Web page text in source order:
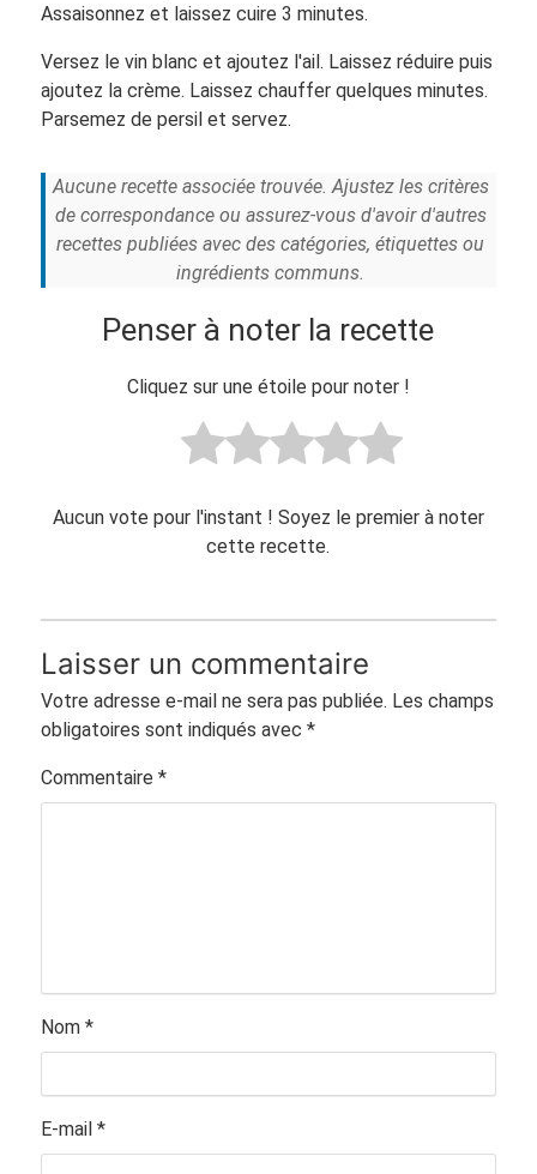
Assaisonnez et laissez cuire 3 minutes.
Versez le vin blanc et ajoutez l'ail. Laissez réduire puis
ajoutez la crème. Laissez chauffer quelques minutes.
Parsemez de persil et servez.
Aucune recette associée trouvée. Ajustez les critères
de correspondance ou assurez-vous d'avoir d'autres
recettes publiées avec des catégories, étiquettes ou
ingrédients communs.
Penser à noter la recette
Cliquez sur une étoile pour noter !
Aucun vote pour l'instant ! Soyez le premier à noter
cette recette.
Laisser un commentaire
Votre adresse e-mail ne sera pas publiée. Les champs
obligatoires sont indiqués avec *
Commentaire *
Nom *
E-mail *